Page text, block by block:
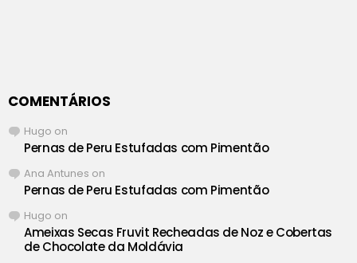
COMENTÁRIOS
Hugo on
Pernas de Peru Estufadas com Pimentão
Ana Antunes on
Pernas de Peru Estufadas com Pimentão
Hugo on
Ameixas Secas Fruvit Recheadas de Noz e Cobertas
de Chocolate da Moldávia